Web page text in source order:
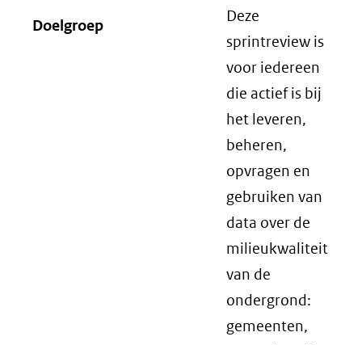
Doelgroep
Deze
sprintreview is
voor iedereen
die actief is bij
het leveren,
beheren,
opvragen en
gebruiken van
data over de
milieukwaliteit
van de
ondergrond:
gemeenten,